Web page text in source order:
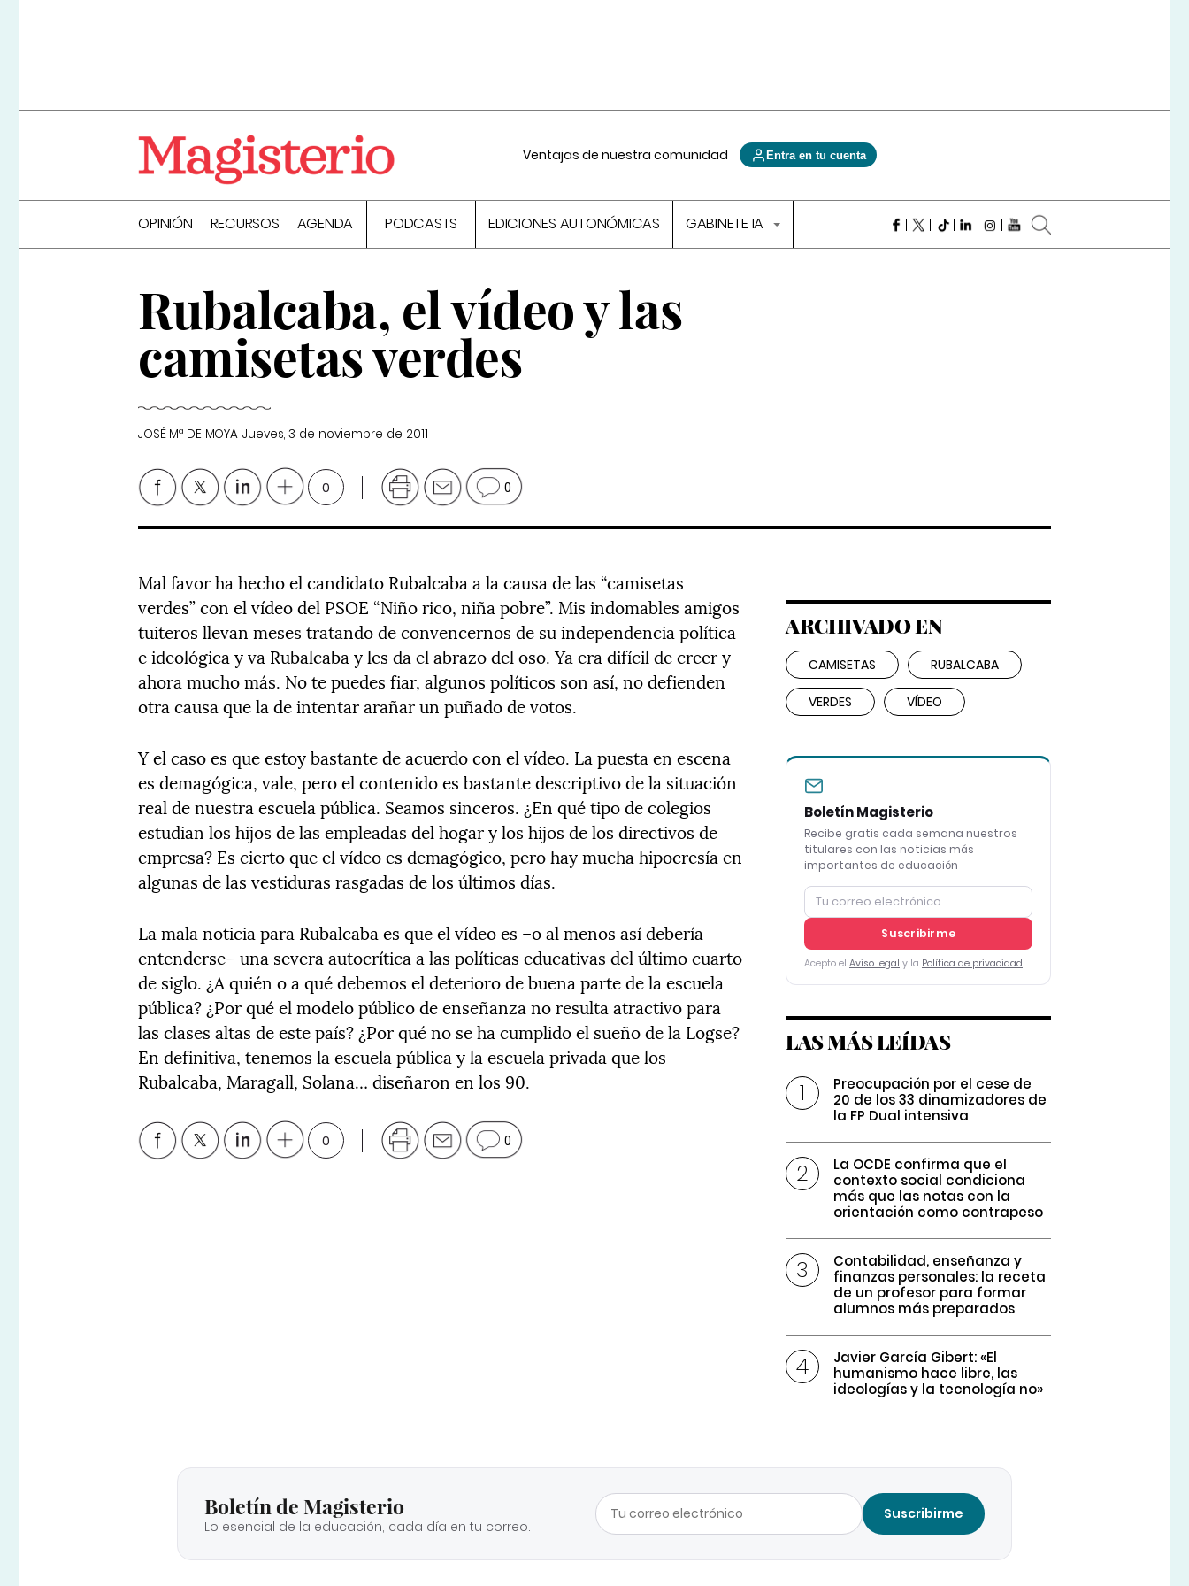
Ventajas de nuestra comunidad Entra en tu cuenta
OPINIÓN RECURSOS AGENDA PODCASTS EDICIONES AUTONÓMICAS GABINETE IA
Rubalcaba, el vídeo y las
camisetas verdes
JOSÉ Mª DE MOYA Jueves, 3 de noviembre de 2011
0 0
Mal favor ha hecho el candidato Rubalcaba a la causa de las “camisetas
verdes” con el vídeo del PSOE “Niño rico, niña pobre”. Mis indomables amigos
tuiteros llevan meses tratando de convencernos de su independencia política
e ideológica y va Rubalcaba y les da el abrazo del oso. Ya era difícil de creer y
ahora mucho más. No te puedes fiar, algunos políticos son así, no defienden
otra causa que la de intentar arañar un puñado de votos.
Y el caso es que estoy bastante de acuerdo con el vídeo. La puesta en escena
es demagógica, vale, pero el contenido es bastante descriptivo de la situación
real de nuestra escuela pública. Seamos sinceros. ¿En qué tipo de colegios
estudian los hijos de las empleadas del hogar y los hijos de los directivos de
empresa? Es cierto que el vídeo es demagógico, pero hay mucha hipocresía en
algunas de las vestiduras rasgadas de los últimos días.
La mala noticia para Rubalcaba es que el vídeo es –o al menos así debería
entenderse– una severa autocrítica a las políticas educativas del último cuarto
de siglo. ¿A quién o a qué debemos el deterioro de buena parte de la escuela
pública? ¿Por qué el modelo público de enseñanza no resulta atractivo para
las clases altas de este país? ¿Por qué no se ha cumplido el sueño de la Logse?
En definitiva, tenemos la escuela pública y la escuela privada que los
Rubalcaba, Maragall, Solana… diseñaron en los 90.
0 0
ARCHIVADO EN
CAMISETAS RUBALCABA
VERDES VÍDEO
Boletín Magisterio
Recibe gratis cada semana nuestros
titulares con las noticias más
importantes de educación
Suscribirme
Acepto el Aviso legal y la Política de privacidad
LAS MÁS LEÍDAS
Preocupación por el cese de
20 de los 33 dinamizadores de
la FP Dual intensiva
La OCDE confirma que el
contexto social condiciona
más que las notas con la
orientación como contrapeso
Contabilidad, enseñanza y
finanzas personales: la receta
de un profesor para formar
alumnos más preparados
Javier García Gibert: «El
humanismo hace libre, las
ideologías y la tecnología no»
Boletín de Magisterio
Lo esencial de la educación, cada día en tu correo.
Suscribirme